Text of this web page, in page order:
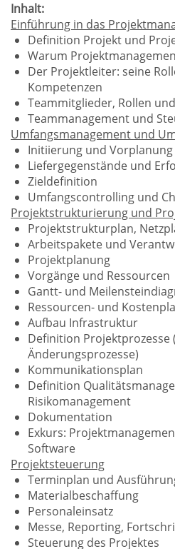
Inhalt:
Einführung in das
Definition Projekt und
Warum
Der Projektleiter: seine
Kompetenzen
Teammitglieder, Rollen
Teammanagement und
Umfangsmanagement und
Initiierung und Vorplanung
Liefergegenstände und
Zieldefinition
Umfangscontrolling und
Projektstrukturierung und
Projektstrukturplan,
Arbeitspakete und
Projektplanung
Vorgänge und Ressourcen
Gantt- und
Ressourcen- und
Aufbau Infrastruktur
Definition Projektprozesse
Änderungsprozesse)
Kommunikationsplan
Definition
Risikomanagement
Dokumentation
Exkurs:
Software
Projektsteuerung
Terminplan und
Materialbeschaffung
Personaleinsatz
Messe, Reporting,
Steuerung des Projektes